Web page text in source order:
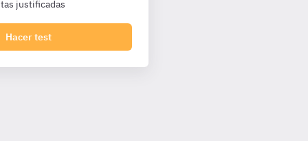
justificadas
Hacer test